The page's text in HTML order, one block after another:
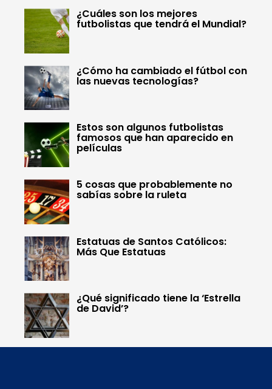
¿Cuáles son los mejores
futbolistas que tendrá el Mundial?
¿Cómo ha cambiado el fútbol con
las nuevas tecnologías?
Estos son algunos futbolistas
famosos que han aparecido en
películas
5 cosas que probablemente no
sabías sobre la ruleta
Estatuas de Santos Católicos:
Más Que Estatuas
¿Qué significado tiene la ‘Estrella
de David’?